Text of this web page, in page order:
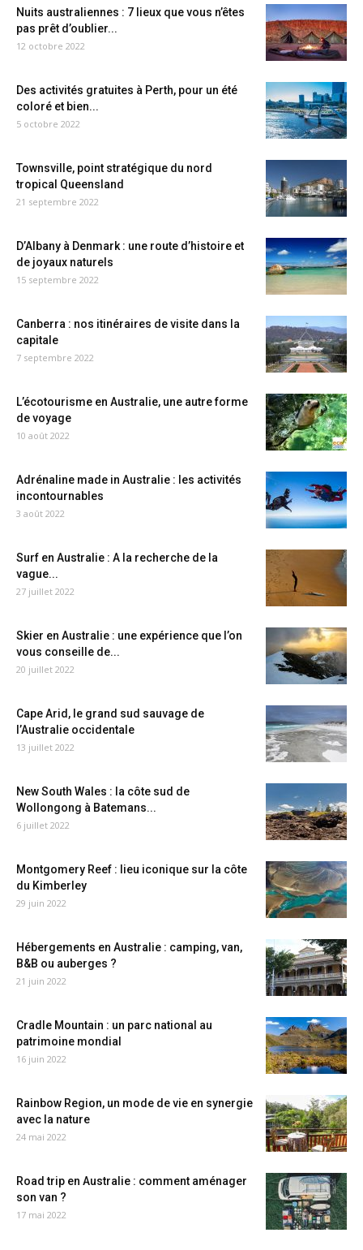
Nuits australiennes : 7 lieux que vous n’êtes
pas prêt d’oublier...
12 octobre 2022
Des activités gratuites à Perth, pour un été
coloré et bien...
5 octobre 2022
Townsville, point stratégique du nord
tropical Queensland
21 septembre 2022
D’Albany à Denmark : une route d’histoire et
de joyaux naturels
15 septembre 2022
Canberra : nos itinéraires de visite dans la
capitale
7 septembre 2022
L’écotourisme en Australie, une autre forme
de voyage
10 août 2022
Adrénaline made in Australie : les activités
incontournables
3 août 2022
Surf en Australie : A la recherche de la
vague...
27 juillet 2022
Skier en Australie : une expérience que l’on
vous conseille de...
20 juillet 2022
Cape Arid, le grand sud sauvage de
l’Australie occidentale
13 juillet 2022
New South Wales : la côte sud de
Wollongong à Batemans...
6 juillet 2022
Montgomery Reef : lieu iconique sur la côte
du Kimberley
29 juin 2022
Hébergements en Australie : camping, van,
B&B ou auberges ?
21 juin 2022
Cradle Mountain : un parc national au
patrimoine mondial
16 juin 2022
Rainbow Region, un mode de vie en synergie
avec la nature
24 mai 2022
Road trip en Australie : comment aménager
son van ?
17 mai 2022